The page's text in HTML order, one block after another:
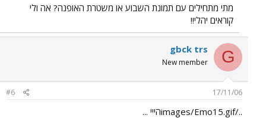
מתי מתחילים עם תמונת השבוע או משטרת האופנה? אה ולי
קוראים יהלי!!
G
gbck trs
New member
17/11/06
#6
../images/Emo15.gifהייי ...